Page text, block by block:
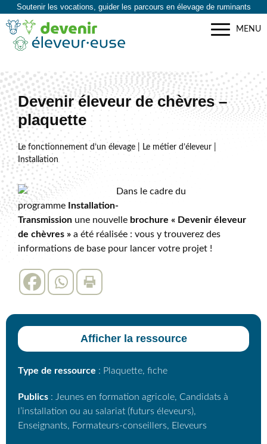
Soutenir les vocations, guider les parcours en élevage de ruminants
MENU
Devenir éleveur de chèvres –
plaquette
Le fonctionnement d’un élevage | Le métier d’éleveur |
Installation
Dans le cadre du
programme Installation-
Transmission une nouvelle brochure « Devenir éleveur
de chèvres » a été réalisée : vous y trouverez des
informations de base pour lancer votre projet !
Afficher la ressource
Type de ressource : Plaquette, fiche
Publics : Jeunes en formation agricole, Candidats à
l’installation ou au salariat (futurs éleveurs),
Enseignants, Formateurs-conseillers, Eleveurs